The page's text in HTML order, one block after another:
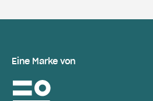
Eine Marke von